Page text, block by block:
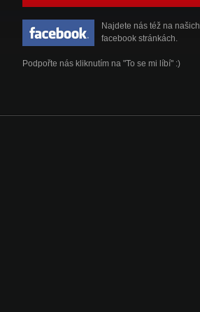
Najdete nás též na našich
facebook stránkách.
Podpořte nás kliknutím na "To se mi líbí" :)